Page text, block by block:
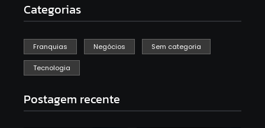
Categorias
Franquias Negócios Sem categoria
Tecnologia
Postagem recente